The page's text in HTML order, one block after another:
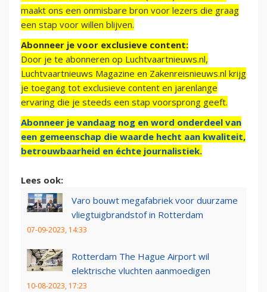
maakt ons een onmisbare bron voor lezers die graag
een stap voor willen blijven.
Abonneer je voor exclusieve content:
Door je te abonneren op Luchtvaartnieuws.nl,
Luchtvaartnieuws Magazine en Zakenreisnieuws.nl krijg
je toegang tot exclusieve content en jarenlange
ervaring die je steeds een stap voorsprong geeft.
Abonneer je vandaag nog en word onderdeel van
een gemeenschap die waarde hecht aan kwaliteit,
betrouwbaarheid en échte journalistiek.
Lees ook:
Varo bouwt megafabriek voor duurzame
vliegtuigbrandstof in Rotterdam
07-09-2023, 14:33
Rotterdam The Hague Airport wil
elektrische vluchten aanmoedigen
10-08-2023, 17:23